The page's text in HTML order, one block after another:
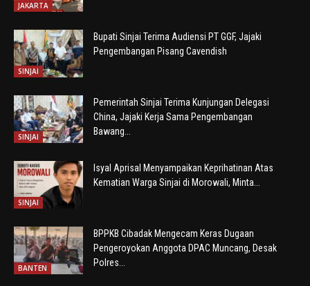
JAKARTA
SINJAI
Bupati Sinjai Terima Audiensi PT GGF, Jajaki
Pengembangan Pisang Cavendish
SINJAI
Pemerintah Sinjai Terima Kunjungan Delegasi
China, Jajaki Kerja Sama Pengembangan
Bawang...
SINJAI
Isyal Aprisal Menyampaikan Keprihatinan Atas
Kematian Warga Sinjai di Morowali, Minta...
BANTEN
BPPKB Cibadak Mengecam Keras Dugaan
Pengeroyokan Anggota DPAC Muncang, Desak
Polres...